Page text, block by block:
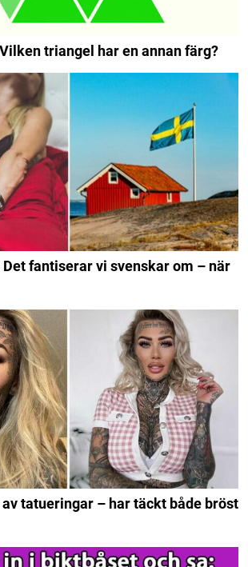
triangel har en annan färg?
fantiserar vi svenskar om – när
tatueringar – har täckt både bröst